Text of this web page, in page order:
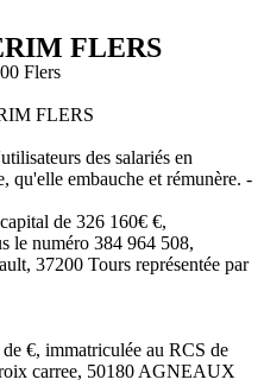
FLERS
Flers
FLERS
des salariés en
qu'elle embauche et rémunère. -
de 326 160€ €,
le numéro 384 964 508,
37200 Tours représentée par
€, immatriculée au RCS de
carree, 50180 AGNEAUX